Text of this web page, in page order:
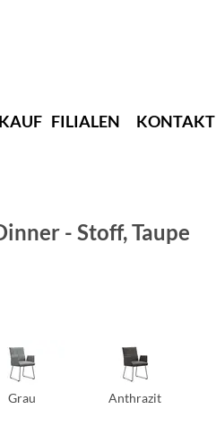
FILIALEN KONTAKT
- Stoff, Taupe
Grau Anthrazit